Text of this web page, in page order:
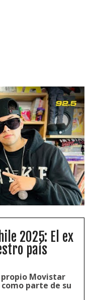
2025: El ex
país
propio Movistar
parte de su